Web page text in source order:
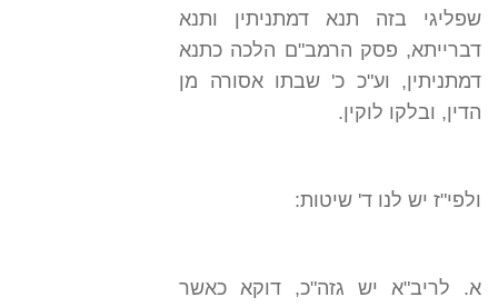
שפליגי בזה תנא דמתניתין ותנא
דברייתא, פסק הרמב"ם הלכה כתנא
דמתניתין, וע"כ כ' שבתו אסורה מן
הדין, ובלקו לוקין.
ולפי"ז יש לנו ד' שיטות:
א. לריב"א יש גזה"כ, דוקא כאשר